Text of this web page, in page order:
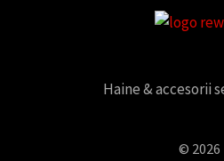
Haine & accesorii
© 2026